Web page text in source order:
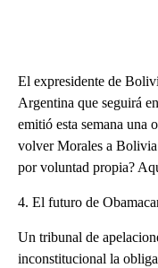
El expresidente de
Argentina que seguirá
emitió esta semana una
volver Morales a
por voluntad propia?
4. El futuro de
Un tribunal de
inconstitucional la